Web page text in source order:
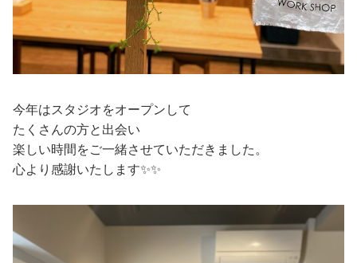
今年はスタジオをオープンして
たくさんの方と出会い
楽しい時間をご一緒させていただきました。
心より感謝いたします✨✨